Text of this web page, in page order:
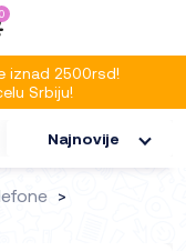
0
iznad 2500rsd!
Srbiju!
Najnovije